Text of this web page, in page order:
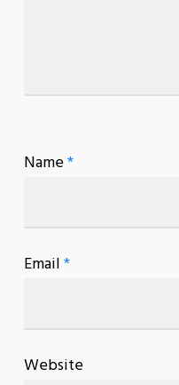
Name*
Email*
Website